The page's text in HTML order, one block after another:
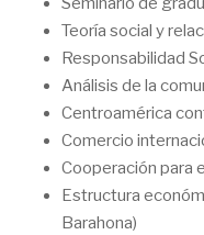
Teoría social y
Responsabilidad
Análisis de la
Centroamérica
Comercio
Cooperación para
Estructura
Barahona)